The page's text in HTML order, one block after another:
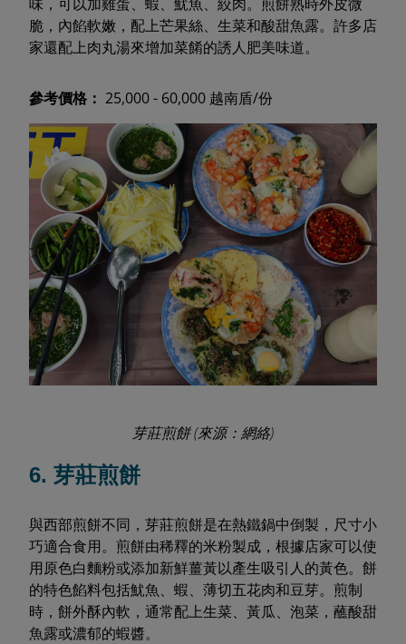
脆，內餡軟嫩，配上芒果絲、生菜和酸甜魚露。許多店
家還配上肉丸湯來增加菜餚的誘人肥美味道。
參考價格： 25,000 - 60,000 越南盾/份
芽莊煎餅 (來源：網絡)
6. 芽莊煎餅
與西部煎餅不同，芽莊煎餅是在熱鐵鍋中倒製，尺寸小
巧適合食用。煎餅由稀釋的米粉製成，根據店家可以使
用原色白麵粉或添加新鮮薑黃以產生吸引人的黃色。餅
的特色餡料包括魷魚、蝦、薄切五花肉和豆芽。煎制
時，餅外酥內軟，通常配上生菜、黃瓜、泡菜，蘸酸甜
魚露或濃郁的蝦醬。